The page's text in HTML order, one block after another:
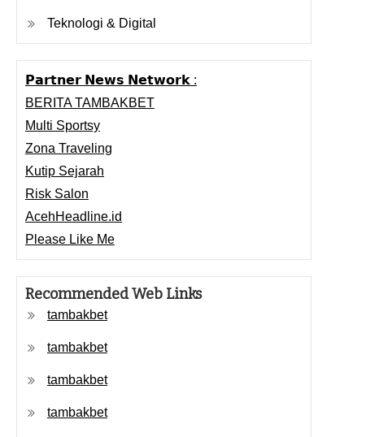
Teknologi & Digital
𝗣𝗮𝗿𝘁𝗻𝗲𝗿 𝗡𝗲𝘄𝘀 𝗡𝗲𝘁𝘄𝗼𝗿𝗸 :
BERITA TAMBAKBET
Multi Sportsy
Zona Traveling
Kutip Sejarah
Risk Salon
AcehHeadline.id
Please Like Me
Recommended Web Links
tambakbet
tambakbet
tambakbet
tambakbet